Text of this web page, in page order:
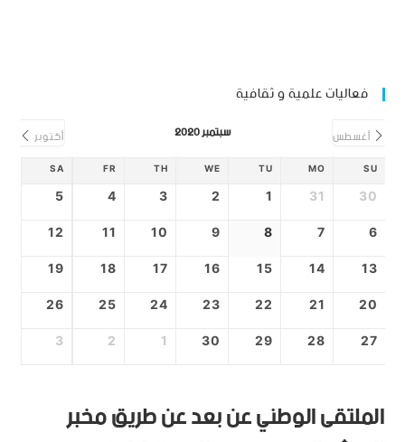
فعاليات علمية و ثقافية
أغسطس سبتمبر 2020 أكتوبر
SU
MO
TU
WE
TH
FR
SA
30
31
1
2
3
4
5
6
7
8
9
10
11
12
13
14
15
16
17
18
19
20
21
22
23
24
25
26
27
28
29
30
1
2
3
الملتقى الوطني عن بعد عن طريق مخبر